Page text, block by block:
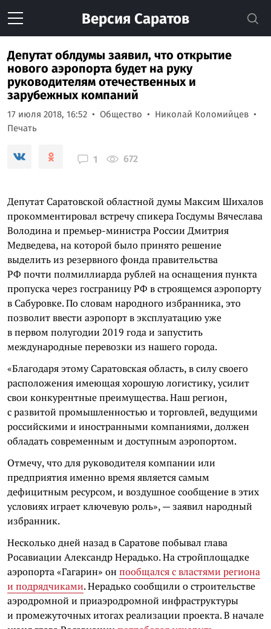
Версия Саратов
Депутат облдумы заявил, что открытие
нового аэропорта будет на руку
руководителям отечественных и
зарубежных компаний
17 июля 2018, 16:52 Общество
Николай Коломийцев
Печать
1 672
Депутат Саратовской областной думы Максим Шихалов
прокомментировал встречу спикера Госдумы Вячеслава
Володина и премьер-министра России Дмитрия
Медведева, на которой было принято решение
выделить из резервного фонда правительства
РФ почти полмиллиарда рублей на оснащения пункта
пропуска через госграницу РФ в строящемся аэропорту
в Сабуровке. По словам народного избранника, это
позволит ввести аэропорт в эксплуатацию уже
в первом полугодии 2019 года и запустить
международные перевозки из нашего города.
«Благодаря этому Саратовская область, в силу своего
расположения имеющая хорошую логистику, усилит
свои конкурентные преимущества. Наш регион,
с развитой промышленностью и торговлей, ведущими
российскими и иностранными компаниями, должен
обладать современным и доступным аэропортом.
Отмечу, что для руководителя компании или
предприятия именно время является самым
дефицитным ресурсом, и воздушное сообщение в этих
условиях играет ключевую роль», — заявил народный
избранник.
Несколько дней назад в Саратове побывал глава
Росавиации Александр Нерадько. На стройплощадке
аэропорта «Гагарин» он пообщался с властями региона
и подрядчиками. Нерадько сообщили о строительстве
аэродромной и приаэродромной инфраструктуры
и промежуточных итогах реализации проекта. В начале